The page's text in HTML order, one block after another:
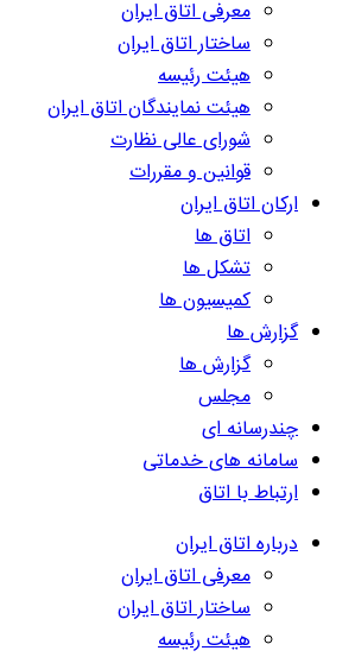
معرفی اتاق ایران
ساختار اتاق ایران
هیئت رئیسه
هیئت نمایندگان اتاق ایران
شورای عالی نظارت
قوانین و مقررات
ارکان اتاق ایران
اتاق ها
تشکل ها
کمیسیون ها
گزارش ها
گزارش ها
مجلس
چندرسانه ای
سامانه های خدماتی
ارتباط با اتاق
درباره اتاق ایران
معرفی اتاق ایران
ساختار اتاق ایران
هیئت رئیسه